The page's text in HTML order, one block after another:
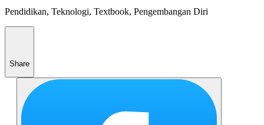
Pendidikan, Teknologi, Textbook, Pengembangan Diri
Share